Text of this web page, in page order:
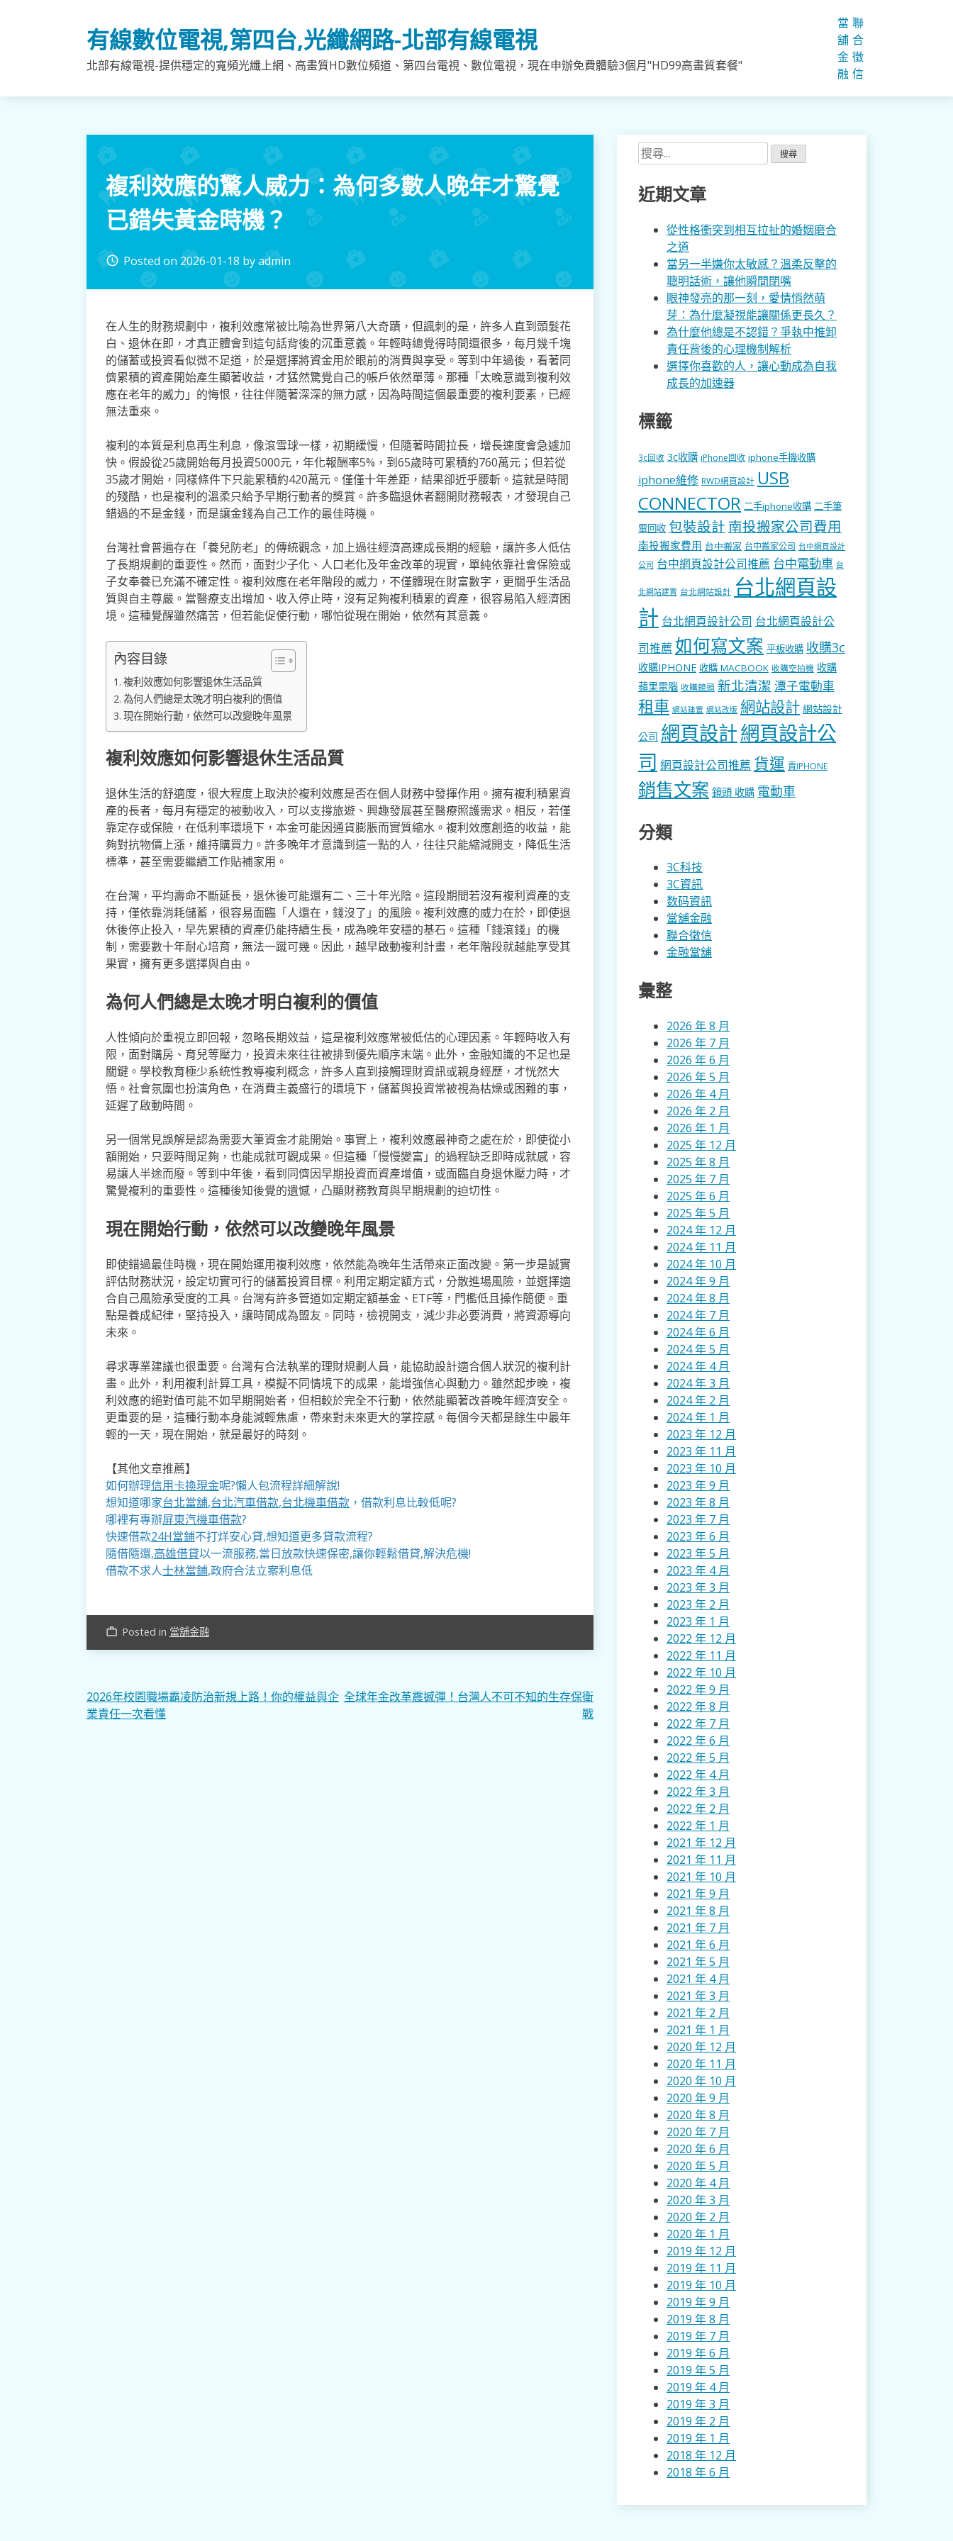
有線數位電視,第四台,光纖網路-北部有線電視
北部有線電視-提供穩定的寬頻光纖上網、高畫質HD數位頻道、第四台電視、數位電視，現在申辦免費體驗3個月"HD99高畫質套餐"
當
舖
金
融
聯
合
徵
信
複利效應的驚人威力：為何多數人晚年才驚覺
已錯失黃金時機？
access_time Posted on2026-01-18 byadmin
在人生的財務規劃中，複利效應常被比喻為世界第八大奇蹟，但諷刺的是，許多人直到頭髮花
白、退休在即，才真正體會到這句話背後的沉重意義。年輕時總覺得時間還很多，每月幾千塊
的儲蓄或投資看似微不足道，於是選擇將資金用於眼前的消費與享受。等到中年過後，看著同
儕累積的資產開始產生顯著收益，才猛然驚覺自己的帳戶依然單薄。那種「太晚意識到複利效
應在老年的威力」的悔恨，往往伴隨著深深的無力感，因為時間這個最重要的複利要素，已經
無法重來。
複利的本質是利息再生利息，像滾雪球一樣，初期緩慢，但隨著時間拉長，增長速度會急遽加
快。假設從25歲開始每月投資5000元，年化報酬率5%，到65歲時可累積約760萬元；但若從
35歲才開始，同樣條件下只能累積約420萬元。僅僅十年差距，結果卻近乎腰斬。這就是時間
的殘酷，也是複利的溫柔只給予早期行動者的獎賞。許多臨退休者翻開財務報表，才發現自己
錯過的不是金錢，而是讓金錢為自己工作的最佳時機。
台灣社會普遍存在「養兒防老」的傳統觀念，加上過往經濟高速成長期的經驗，讓許多人低估
了長期規劃的重要性。然而，面對少子化、人口老化及年金改革的現實，單純依靠社會保險或
子女奉養已充滿不確定性。複利效應在老年階段的威力，不僅體現在財富數字，更關乎生活品
質與自主尊嚴。當醫療支出增加、收入停止時，沒有足夠複利積累的資產，很容易陷入經濟困
境。這種覺醒雖然痛苦，但若能促使行動，哪怕從現在開始，依然有其意義。
內容目錄
複利效應如何影響退休生活品質
為何人們總是太晚才明白複利的價值
現在開始行動，依然可以改變晚年風景
複利效應如何影響退休生活品質
退休生活的舒適度，很大程度上取決於複利效應是否在個人財務中發揮作用。擁有複利積累資
產的長者，每月有穩定的被動收入，可以支撐旅遊、興趣發展甚至醫療照護需求。相反，若僅
靠定存或保險，在低利率環境下，本金可能因通貨膨脹而實質縮水。複利效應創造的收益，能
夠對抗物價上漲，維持購買力。許多晚年才意識到這一點的人，往往只能縮減開支，降低生活
標準，甚至需要繼續工作貼補家用。
在台灣，平均壽命不斷延長，退休後可能還有二、三十年光陰。這段期間若沒有複利資產的支
持，僅依靠消耗儲蓄，很容易面臨「人還在，錢沒了」的風險。複利效應的威力在於，即使退
休後停止投入，早先累積的資產仍能持續生長，成為晚年安穩的基石。這種「錢滾錢」的機
制，需要數十年耐心培育，無法一蹴可幾。因此，越早啟動複利計畫，老年階段就越能享受其
果實，擁有更多選擇與自由。
為何人們總是太晚才明白複利的價值
人性傾向於重視立即回報，忽略長期效益，這是複利效應常被低估的心理因素。年輕時收入有
限，面對購房、育兒等壓力，投資未來往往被排到優先順序末端。此外，金融知識的不足也是
關鍵。學校教育極少系統性教導複利概念，許多人直到接觸理財資訊或親身經歷，才恍然大
悟。社會氛圍也扮演角色，在消費主義盛行的環境下，儲蓄與投資常被視為枯燥或困難的事，
延遲了啟動時間。
另一個常見誤解是認為需要大筆資金才能開始。事實上，複利效應最神奇之處在於，即使從小
額開始，只要時間足夠，也能成就可觀成果。但這種「慢慢變富」的過程缺乏即時成就感，容
易讓人半途而廢。等到中年後，看到同儕因早期投資而資產增值，或面臨自身退休壓力時，才
驚覺複利的重要性。這種後知後覺的遺憾，凸顯財務教育與早期規劃的迫切性。
現在開始行動，依然可以改變晚年風景
即使錯過最佳時機，現在開始運用複利效應，依然能為晚年生活帶來正面改變。第一步是誠實
評估財務狀況，設定切實可行的儲蓄投資目標。利用定期定額方式，分散進場風險，並選擇適
合自己風險承受度的工具。台灣有許多管道如定期定額基金、ETF等，門檻低且操作簡便。重
點是養成紀律，堅持投入，讓時間成為盟友。同時，檢視開支，減少非必要消費，將資源導向
未來。
尋求專業建議也很重要。台灣有合法執業的理財規劃人員，能協助設計適合個人狀況的複利計
畫。此外，利用複利計算工具，模擬不同情境下的成果，能增強信心與動力。雖然起步晚，複
利效應的絕對值可能不如早期開始者，但相較於完全不行動，依然能顯著改善晚年經濟安全。
更重要的是，這種行動本身能減輕焦慮，帶來對未來更大的掌控感。每個今天都是餘生中最年
輕的一天，現在開始，就是最好的時刻。
【其他文章推薦】
如何辦理信用卡換現金呢?懶人包流程詳細解說!
想知道哪家台北當舖,台北汽車借款,台北機車借款，借款利息比較低呢?
哪裡有專辦屏東汽機車借款?
快速借款24H當鋪不打烊安心貸,想知道更多貸款流程?
隨借隨還,高雄借貸以一流服務,當日放款快速保密,讓你輕鬆借貸,解決危機!
借款不求人士林當鋪,政府合法立案利息低
work_outline Posted in 當舖金融
文
章
2026年校園職場霸凌防治新規上路！你的權益與企
業責任一次看懂
全球年金改革震撼彈！台灣人不可不知的生存保衛
戰
搜
尋
關
鍵
近期文章
從性格衝突到相互拉扯的婚姻磨合
之道
當另一半嫌你太敏感？溫柔反擊的
聰明話術，讓他瞬間閉嘴
眼神發亮的那一刻，愛情悄然萌
芽：為什麼凝視能讓關係更長久？
為什麼他總是不認錯？爭執中推卸
責任背後的心理機制解析
選擇你喜歡的人，讓心動成為自我
成長的加速器
標籤
3c回收 3c收購 iPhone回收 iphone手機收購
iphone維修 RWD網頁設計 USB
CONNECTOR 二手iphone收購 二手筆
電回收 包裝設計 南投搬家公司費用
南投搬家費用 台中搬家 台中搬家公司 台中網頁設計
公司 台中網頁設計公司推薦 台中電動車 台
北網站建置 台北網站設計 台北網頁設
計 台北網頁設計公司 台北網頁設計公
司推薦 如何寫文案 平板收購 收購3c
收購IPHONE 收購 MACBOOK 收購空拍機 收購
蘋果電腦 收購鏡頭 新北清潔 潭子電動車
租車 網站建置 網站改版 網站設計 網站設計
公司 網頁設計網頁設計公
司 網頁設計公司推薦 貨運 賣IPHONE
銷售文案 鏡頭 收購 電動車
分類
3C科技
3C資訊
数码資訊
當舖金融
聯合徵信
金融當舖
彙整
2026 年 8 月
2026 年 7 月
2026 年 6 月
2026 年 5 月
2026 年 4 月
2026 年 2 月
2026 年 1 月
2025 年 12 月
2025 年 8 月
2025 年 7 月
2025 年 6 月
2025 年 5 月
2024 年 12 月
2024 年 11 月
2024 年 10 月
2024 年 9 月
2024 年 8 月
2024 年 7 月
2024 年 6 月
2024 年 5 月
2024 年 4 月
2024 年 3 月
2024 年 2 月
2024 年 1 月
2023 年 12 月
2023 年 11 月
2023 年 10 月
2023 年 9 月
2023 年 8 月
2023 年 7 月
2023 年 6 月
2023 年 5 月
2023 年 4 月
2023 年 3 月
2023 年 2 月
2023 年 1 月
2022 年 12 月
2022 年 11 月
2022 年 10 月
2022 年 9 月
2022 年 8 月
2022 年 7 月
2022 年 6 月
2022 年 5 月
2022 年 4 月
2022 年 3 月
2022 年 2 月
2022 年 1 月
2021 年 12 月
2021 年 11 月
2021 年 10 月
2021 年 9 月
2021 年 8 月
2021 年 7 月
2021 年 6 月
2021 年 5 月
2021 年 4 月
2021 年 3 月
2021 年 2 月
2021 年 1 月
2020 年 12 月
2020 年 11 月
2020 年 10 月
2020 年 9 月
2020 年 8 月
2020 年 7 月
2020 年 6 月
2020 年 5 月
2020 年 4 月
2020 年 3 月
2020 年 2 月
2020 年 1 月
2019 年 12 月
2019 年 11 月
2019 年 10 月
2019 年 9 月
2019 年 8 月
2019 年 7 月
2019 年 6 月
2019 年 5 月
2019 年 4 月
2019 年 3 月
2019 年 2 月
2019 年 1 月
2018 年 12 月
2018 年 6 月